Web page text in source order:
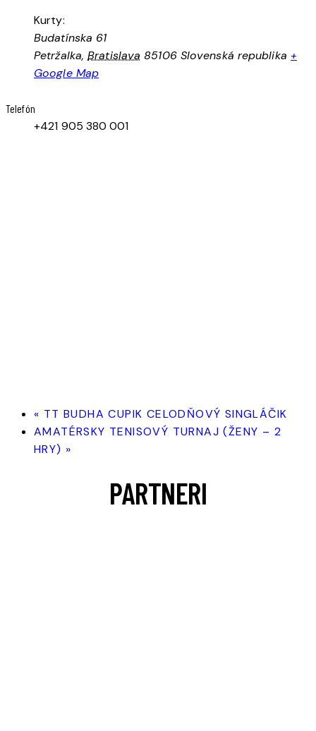
Kurty:
Budatínska 61
Petržalka, Bratislava 85106 Slovenská republika +
Google Map
Telefón
+421 905 380 001
« TT BUDHA CUPIK CELODŇOVÝ SINGLÁČIK
AMATÉRSKY TENISOVÝ TURNAJ (ŽENY – 2
HRY) »
PARTNERI